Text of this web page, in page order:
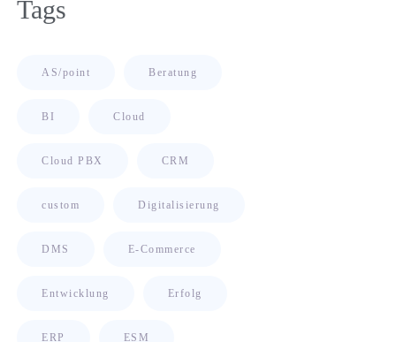
Tags
AS/point Beratung
BI Cloud
Cloud PBX CRM
custom Digitalisierung
DMS E-Commerce
Entwicklung Erfolg
ERP ESM